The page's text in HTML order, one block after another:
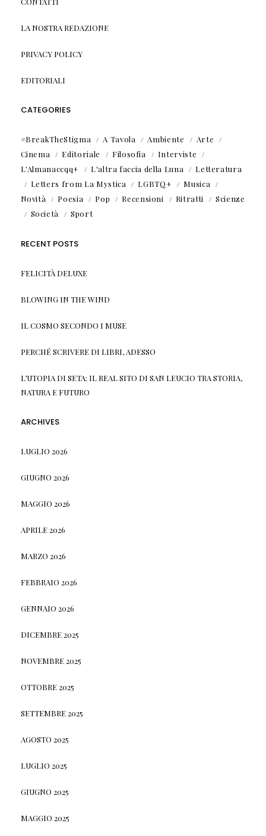
LA NOSTRA REDAZIONE
PRIVACY POLICY
EDITORIALI
CATEGORIES
#BreakTheStigma A Tavola Ambiente
Arte
Cinema
Editoriale Filosofia
Interviste
L'Almanaccqq+
L'altra faccia della Luna
Letteratura
Letters from La Mystica
LGBTQ+
Musica
Novità
Poesia Pop Recensioni Ritratti
Scienze
Società
Sport
RECENT POSTS
FELICITÀ DELUXE
BLOWING IN THE WIND
IL COSMO SECONDO I MUSE
PERCHÉ SCRIVERE DI LIBRI, ADESSO
L’UTOPIA DI SETA: IL REAL SITO DI SAN LEUCIO TRA STORIA,
NATURA E FUTURO
ARCHIVES
LUGLIO 2026
GIUGNO 2026
MAGGIO 2026
APRILE 2026
MARZO 2026
FEBBRAIO 2026
GENNAIO 2026
DICEMBRE 2025
NOVEMBRE 2025
OTTOBRE 2025
SETTEMBRE 2025
AGOSTO 2025
LUGLIO 2025
GIUGNO 2025
MAGGIO 2025